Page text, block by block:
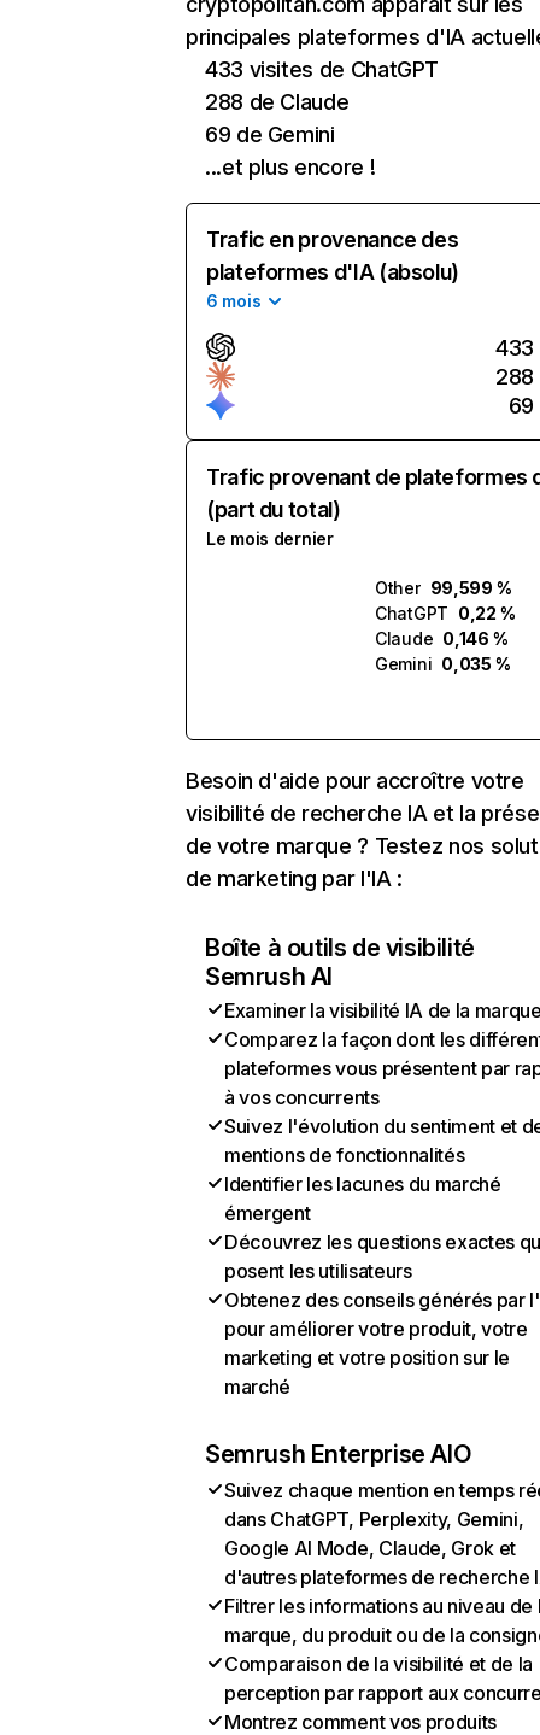
principales plateformes d'IA
433 visites de ChatGPT
288 de Claude
69 de Gemini
...et plus encore !
Trafic en provenance des
plateformes d'IA (absolu)
6 mois
433
288
69
Trafic provenant de plateformes
(part du total)
Le mois dernier
Other 99,599 %
ChatGPT 0,22 %
Claude 0,146 %
Gemini 0,035 %
Besoin d'aide pour accroître votre
visibilité de recherche IA et la
de votre marque ? Testez nos
de marketing par l'IA :
Boîte à outils de visibilité
Semrush AI
Examiner la visibilité IA de la
Comparez la façon dont les
plateformes vous présentent par
à vos concurrents
Suivez l'évolution du sentiment et
mentions de fonctionnalités
Identifier les lacunes du marché
émergent
Découvrez les questions exactes
posent les utilisateurs
Obtenez des conseils générés par
pour améliorer votre produit, votre
marketing et votre position sur le
marché
Semrush Enterprise AIO
Suivez chaque mention en temps
dans ChatGPT, Perplexity, Gemini,
Google AI Mode, Claude, Grok et
d'autres plateformes de recherche
Filtrer les informations au niveau de
marque, du produit ou de la
Comparaison de la visibilité et de la
perception par rapport aux
Montrez comment vos produits